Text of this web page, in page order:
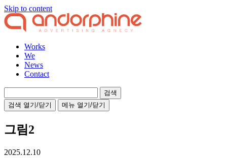
Skip to content
Works
We
News
Contact
색:검색 열기/닫기 메뉴 열기/닫기
그림2
2025.12.10